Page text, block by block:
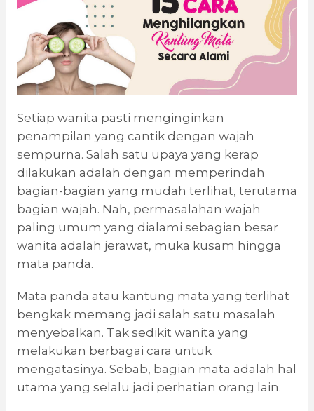
Setiap wanita pasti menginginkan
penampilan yang cantik dengan wajah
sempurna. Salah satu upaya yang kerap
dilakukan adalah dengan memperindah
bagian-bagian yang mudah terlihat, terutama
bagian wajah. Nah, permasalahan wajah
paling umum yang dialami sebagian besar
wanita adalah jerawat, muka kusam hingga
mata panda.
Mata panda atau kantung mata yang terlihat
bengkak memang jadi salah satu masalah
menyebalkan. Tak sedikit wanita yang
melakukan berbagai cara untuk
mengatasinya. Sebab, bagian mata adalah hal
utama yang selalu jadi perhatian orang lain.